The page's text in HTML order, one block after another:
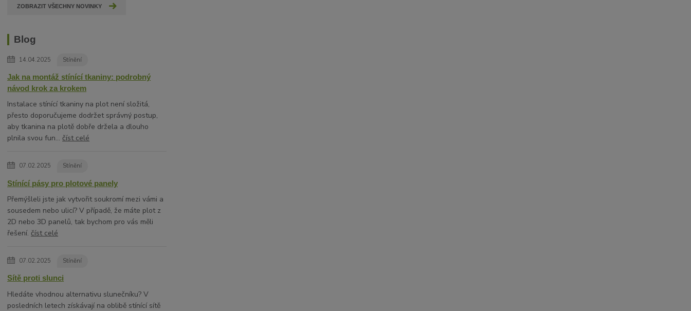
ZOBRAZIT VŠECHNY NOVINKY
Blog
14.04.2025 Stínění
Jak na montáž stínící tkaniny: podrobný
návod krok za krokem
Instalace stínící tkaniny na plot není složitá,
přesto doporučujeme dodržet správný postup,
aby tkanina na plotě dobře držela a dlouho
plnila svou fun...číst celé
07.02.2025 Stínění
Stínící pásy pro plotové panely
Přemýšleli jste jak vytvořit soukromí mezi vámi a
sousedem nebo ulicí? V případě, že máte plot z
2D nebo 3D panelů, tak bychom pro vás měli
řešení.číst celé
07.02.2025 Stínění
Sítě proti slunci
Hledáte vhodnou alternativu slunečníku? V
posledních letech získávají na oblibě stínící sítě